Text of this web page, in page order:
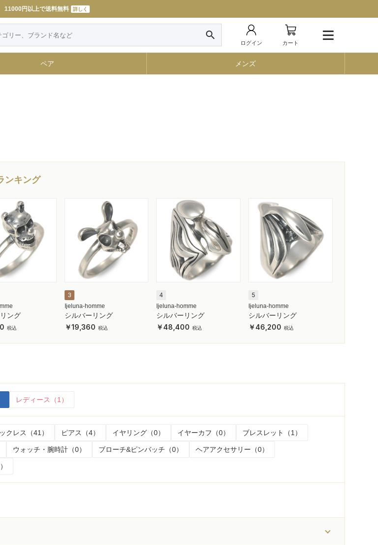
11000円以上で送料無料 詳しく
search
ログイン カート
ペア メンズ
ンキング
ング
3
Ijeluna-homme
シルバーリング
19,360
4
Ijeluna-homme
シルバーリング
48,400
5
Ijeluna-homme
シルバーリング
46,200
レディース（1）
クレス（41） ピアス（4） イヤリング（0） イヤーカフ（0） ブレスレット（1）
ウォッチ・腕時計（0） ブローチ&ピンバッチ（0） ヘアアクセサリー（0）